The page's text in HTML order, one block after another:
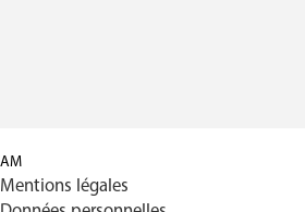
Mentions légales